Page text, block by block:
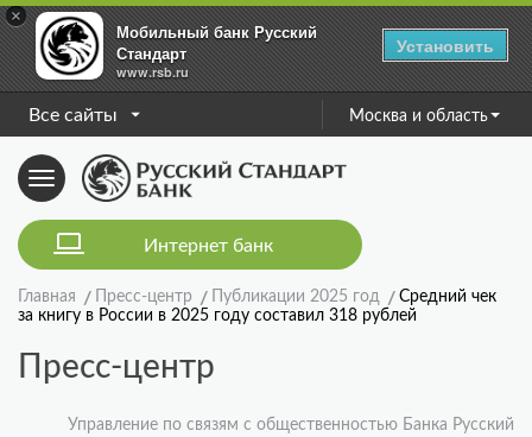
×
Мобильный банк Русский
Стандарт
www.rsb.ru
Установить
Все сайты Москва и область
Toggle
navigation
Интернет банк
Главная Пресс-центр Публикации 2025 год
Средний чек
за книгу в России в 2025 году составил 318 рублей
Пресс-центр
Управление по связям с общественностью Банка Русский